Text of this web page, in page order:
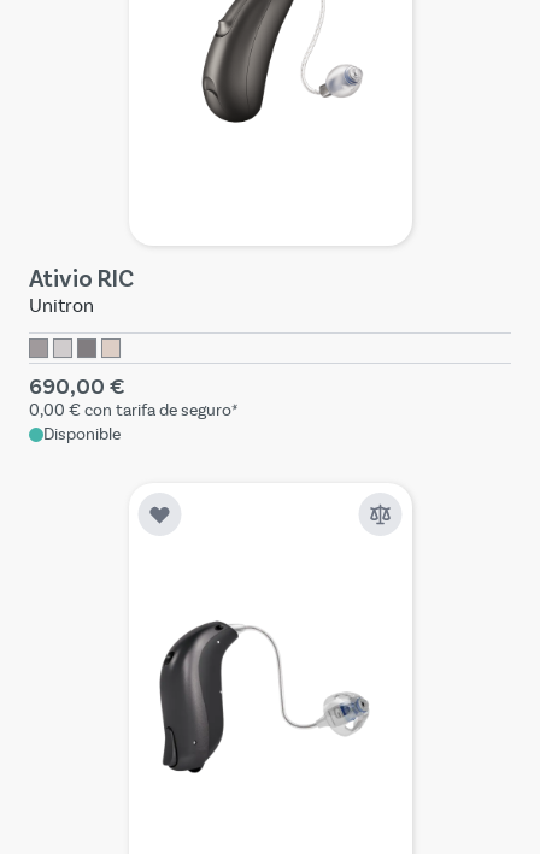
Ativio RIC
Unitron
690,00 €
0,00 €con tarifa de seguro*
Disponible